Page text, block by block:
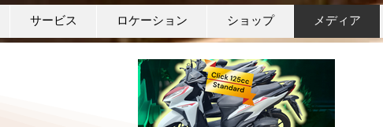
サービス ロケーション ショップ メディア